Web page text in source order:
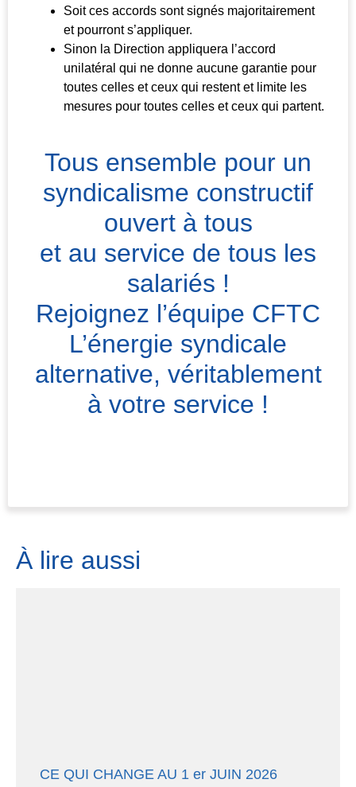
Soit ces accords sont signés majoritairement
et pourront s’appliquer.
Sinon la Direction appliquera l’accord
unilatéral qui ne donne aucune garantie pour
toutes celles et ceux qui restent et limite les
mesures pour toutes celles et ceux qui partent.
Tous ensemble pour un
syndicalisme constructif
ouvert à tous
et au service de tous les
salariés !
Rejoignez l’équipe CFTC
L’énergie syndicale
alternative, véritablement
à votre service !
À lire aussi
CE QUI CHANGE AU 1 er JUIN 2026